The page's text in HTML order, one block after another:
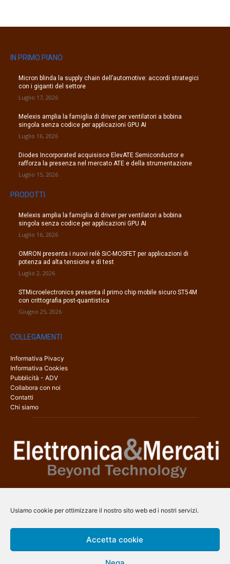
Usiamo cookie per ottimizzare il nostro sito web ed i nostri servizi.
Accetta cookie
IN PRIMO PIANO
Micron blinda la supply chain dell’automotive: accordi strategici
con i giganti del settore
Luglio 17, 2026
Melexis amplia la famiglia di driver per ventilatori a bobina
singola senza codice per applicazioni GPU AI
Luglio 16, 2026
Diodes Incorporated acquisisce ElevATE Semiconductor e
rafforza la presenza nel mercato ATE e della strumentazione
Luglio 15, 2026
PRODOTTI
Melexis amplia la famiglia di driver per ventilatori a bobina
singola senza codice per applicazioni GPU AI
Luglio 16, 2026
OMRON presenta i nuovi relè SiC-MOSFET per applicazioni di
potenza ad alta tensione e di test
Luglio 2, 2026
STMicroelectronics presenta il primo chip mobile sicuro ST54M
con crittografia post-quantistica
Giugno 25, 2026
COLLEGAMENTI
Informativa Pivacy
Informativa Cookies
Pubblicità - ADV
Collabora con noi
Contatti
Chi siamo
una copertura a 360° che coinvolge tecnologie, prodotti, mercati e
info@arscommunication.it